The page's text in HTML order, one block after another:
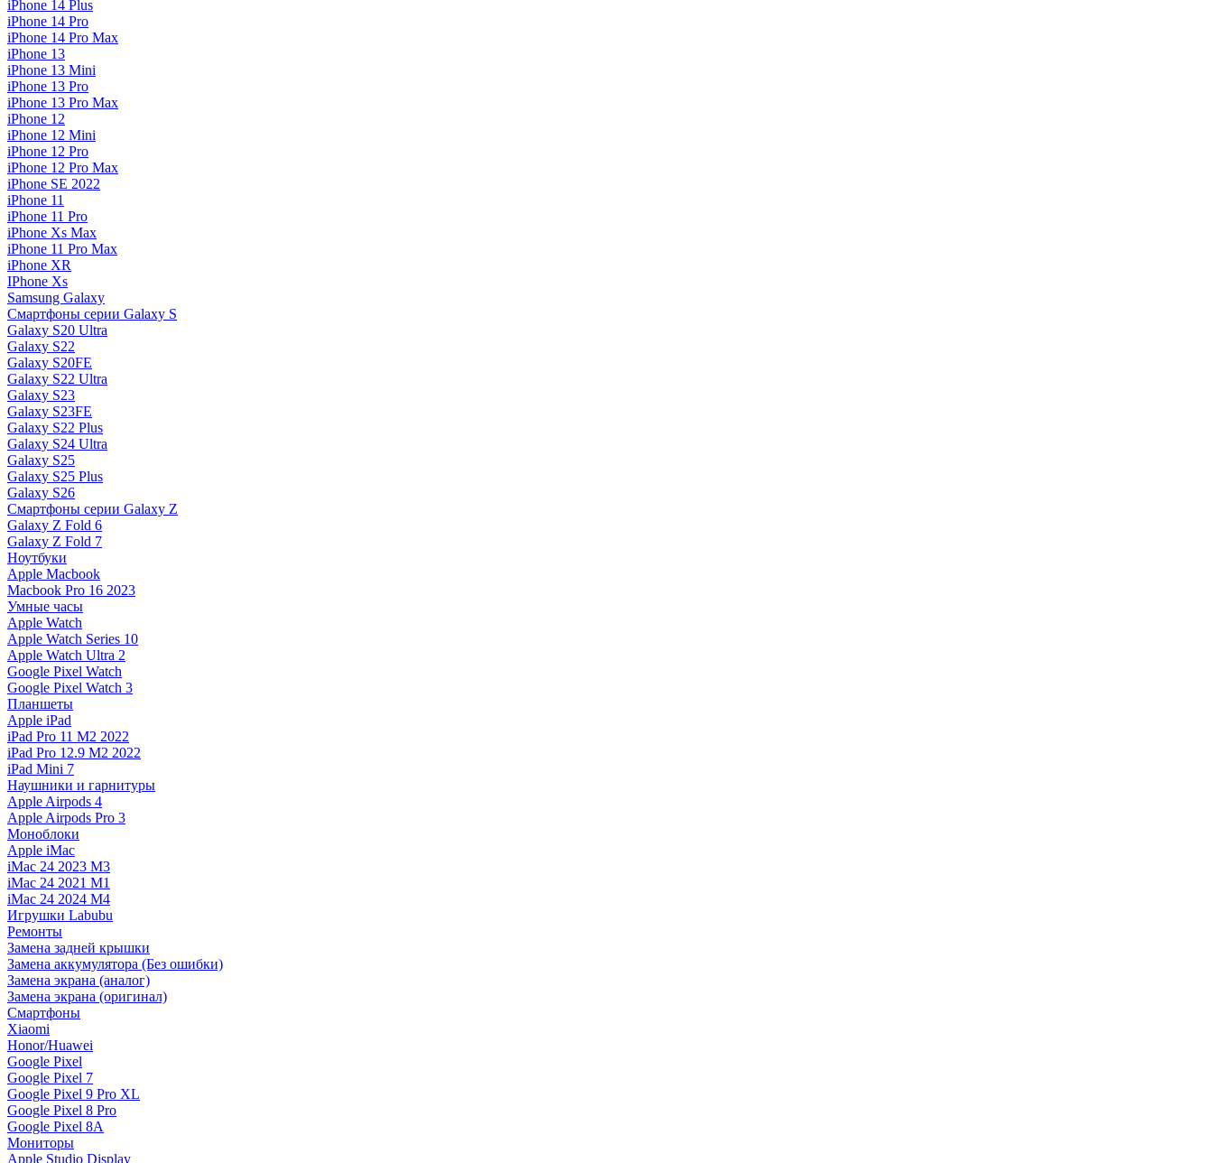
iPhone 14 Plus
iPhone 14 Pro
iPhone 14 Pro Max
iPhone 13
iPhone 13 Mini
iPhone 13 Pro
iPhone 13 Pro Max
iPhone 12
iPhone 12 Mini
iPhone 12 Pro
iPhone 12 Pro Max
iPhone SE 2022
iPhone 11
iPhone 11 Pro
iPhone Xs Max
iPhone 11 Pro Max
iPhone XR
IPhone Xs
Samsung Galaxy
Смартфоны серии Galaxy S
Galaxy S20 Ultra
Galaxy S22
Galaxy S20FE
Galaxy S22 Ultra
Galaxy S23
Galaxy S23FE
Galaxy S22 Plus
Galaxy S24 Ultra
Galaxy S25
Galaxy S25 Plus
Galaxy S26
Смартфоны серии Galaxy Z
Galaxy Z Fold 6
Galaxy Z Fold 7
Ноутбуки
Apple Macbook
Macbook Pro 16 2023
Умные часы
Apple Watch
Apple Watch Series 10
Apple Watch Ultra 2
Google Pixel Watch
Google Pixel Watch 3
Планшеты
Apple iPad
iPad Pro 11 M2 2022
iPad Pro 12.9 M2 2022
iPad Mini 7
Наушники и гарнитуры
Apple Airpods 4
Apple Airpods Pro 3
Моноблоки
Apple iMac
iMac 24 2023 M3
iMac 24 2021 M1
iMac 24 2024 M4
Игрушки Labubu
Ремонты
Замена задней крышки
Замена аккумулятора (Без ошибки)
Замена экрана (аналог)
Замена экрана (оригинал)
Смартфоны
Xiaomi
Honor/Huawei
Google Pixel
Google Pixel 7
Google Pixel 9 Pro XL
Google Pixel 8 Pro
Google Pixel 8A
Мониторы
Apple Studio Display